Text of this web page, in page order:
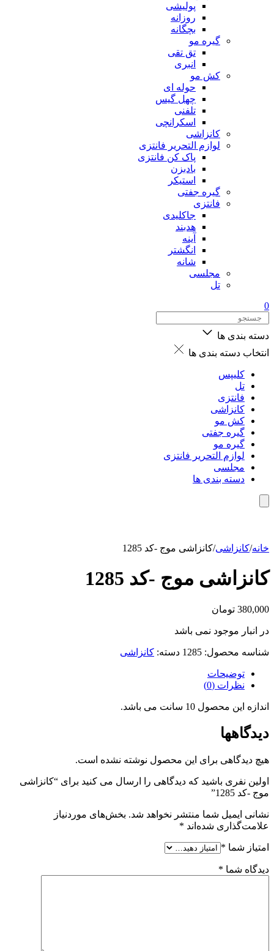
پولیشی
روزانه
بچگانه
گیره مو
تق تقی
انبری
کش مو
حوله ای
چهل گیس
تلفنی
اسکرانچی
کانزاشی
لوازم التحریر فانتزی
پاک کن فانتزی
بادبزن
استیکر
گیره جفتی
فانتزی
جاکلیدی
هدبند
آینه
انگشتر
شانه
مجلسی
تل
0
دسته بندی ها
انتخاب دسته بندی ها
کلیپس
تل
فانتزی
کانزاشی
کش مو
گیره جفتی
گیره مو
لوازم التحریر فانتزی
مجلسی
دسته بندی ها
خانه/کانزاشی/کانزاشی موج -کد 1285
کانزاشی موج -کد 1285
380,000 تومان
در انبار موجود نمی باشد
شناسه محصول: 1285 دسته: کانزاشی
توضیحات
نظرات (0)
اندازه این محصول 10 سانت می باشد.
دیدگاهها
هیچ دیدگاهی برای این محصول نوشته نشده است.
اولین نفری باشید که دیدگاهی را ارسال می کنید برای “کانزاشی
موج -کد 1285”
نشانی ایمیل شما منتشر نخواهد شد. بخش‌های موردنیاز
علامت‌گذاری شده‌اند *
امتیاز شما *
دیدگاه شما *